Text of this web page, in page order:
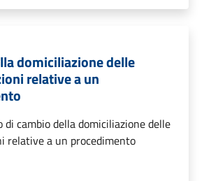
domiciliazione delle
relative a un
di cambio della domiciliazione delle
relative a un procedimento